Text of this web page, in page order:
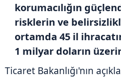
korumacılığın
risklerin ve
ortamda 45 il
1 milyar doların
Ticaret Bakanlığı'nın